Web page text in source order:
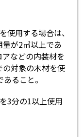
使用する場合は、
が2㎥以上であ
などの内装材を
対象の木材を使
ること。
3分の1以上使用